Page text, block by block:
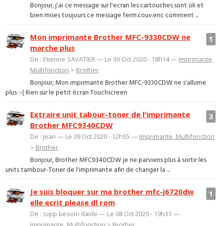
Bonjour, j'ai ce message sur l'ecran les cartouches sont ok et
bien mises toujours ce message ferm.couv.enc comment ...
1
Mon imprimante Brother MFC-9330CDW ne
marche plus
De : Etienne SAVATIER — Le 30 Oct 2020 - 18h14 — Imprimante,
Multifonction > Brother
Bonjour, Mon imprimante Brother MFC-9330CDW ne s'allume
plus :-( Rien sur le petit écran Touchscreen
3
Extraire unit tabour-toner de l'imprimante
Brother MFC9340CDW
De : Jean — Le 09 Oct 2020 - 12h55 — Imprimante, Multifonction
> Brother
Bonjour, Brother MFC9340CDW je ne parviens plus à sortir les
units tambour-Toner de l'imprimante afin de changer la ...
1
Je suis bloquer sur ma brother mfc-j6720dw
elle ecrit please dl rom
De : svpp besoin daide — Le 08 Oct 2020 - 19h31 —